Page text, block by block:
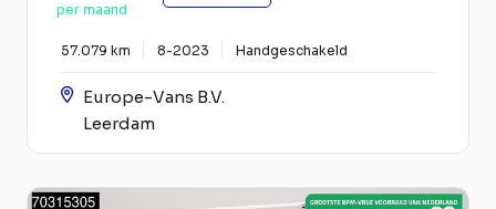
per maand
57.079 km 8-2023 Handgeschakeld
Europe-Vans B.V.
Leerdam